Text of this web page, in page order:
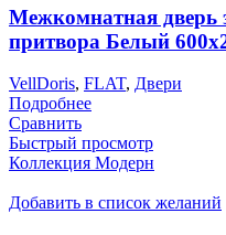
Межкомнатная дверь
притвора Белый
VellDoris, FLAT, Двери
Подробнее
Сравнить
Быстрый просмотр
Коллекция Модерн
Добавить в список желаний